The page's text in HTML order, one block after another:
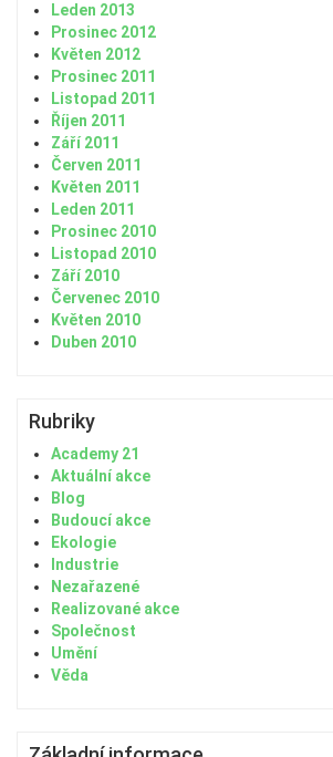
Leden 2013
Prosinec 2012
Květen 2012
Prosinec 2011
Listopad 2011
Říjen 2011
Září 2011
Červen 2011
Květen 2011
Leden 2011
Prosinec 2010
Listopad 2010
Září 2010
Červenec 2010
Květen 2010
Duben 2010
Rubriky
Academy 21
Aktuální akce
Blog
Budoucí akce
Ekologie
Industrie
Nezařazené
Realizované akce
Společnost
Umění
Věda